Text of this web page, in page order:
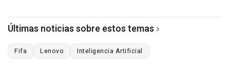
Últimas noticias sobre estos temas
Fifa Lenovo Inteligencia Artificial